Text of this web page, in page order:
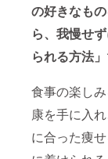
の好きなも
ら、我慢せ
られる方法」
食事の楽し
康を手に入
に合った痩